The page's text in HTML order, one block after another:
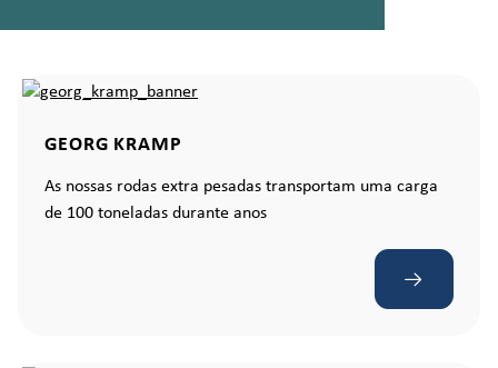
GEORG KRAMP
As nossas rodas extra pesadas transportam uma carga
de 100 toneladas durante anos